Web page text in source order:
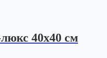
40х40 см